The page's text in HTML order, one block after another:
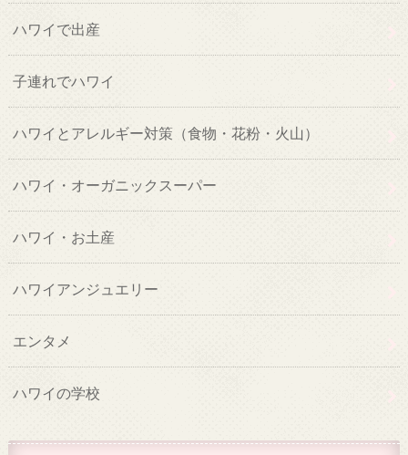
ハワイで出産
子連れでハワイ
ハワイとアレルギー対策（食物・花粉・火山）
ハワイ・オーガニックスーパー
ハワイ・お土産
ハワイアンジュエリー
エンタメ
ハワイの学校